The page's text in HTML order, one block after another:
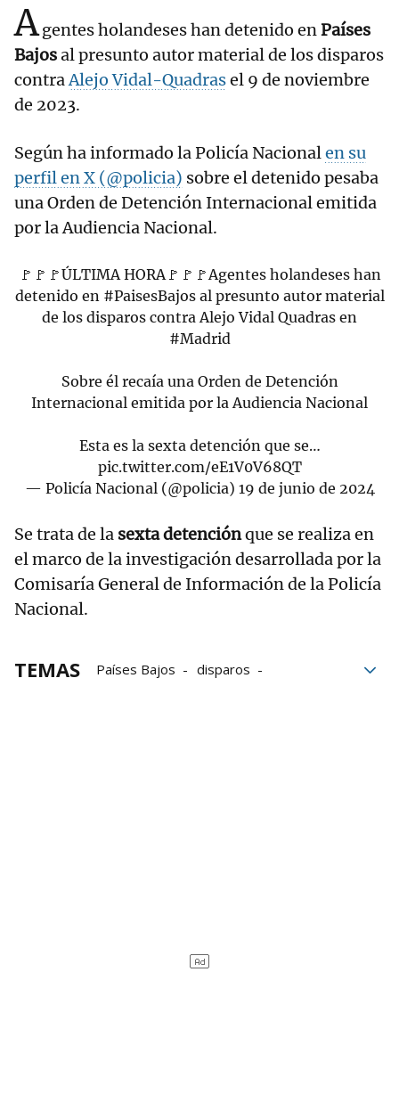
Agentes holandeses han detenido enPaíses
Bajosal presunto autor material de los disparos
contraAlejo Vidal-Quadrasel 9 de noviembre
de 2023.
Según ha informado la Policía Nacionalen su
perfil en X (@policia) sobre el detenido pesaba
una Orden de Detención Internacional emitida
por la Audiencia Nacional.
🚩🚩🚩ÚLTIMA HORA🚩🚩🚩Agentes holandeses han
detenido en #PaisesBajosal presunto autor material
de los disparos contra Alejo Vidal Quadras en
#Madrid
Sobre él recaía una Orden de Detención
Internacional emitida por la Audiencia Nacional
Esta es la sexta detención que se…
pic.twitter.com/eE1V0V68QT
— Policía Nacional (@policia) 19 de junio de 2024
Se trata de la sexta detenciónque se realiza en
el marco de la investigación desarrollada por la
Comisaría General de Información de la Policía
Nacional.
TEMAS Países Bajos
disparos